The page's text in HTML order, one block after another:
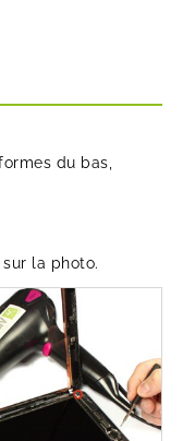
du bas,
la photo.